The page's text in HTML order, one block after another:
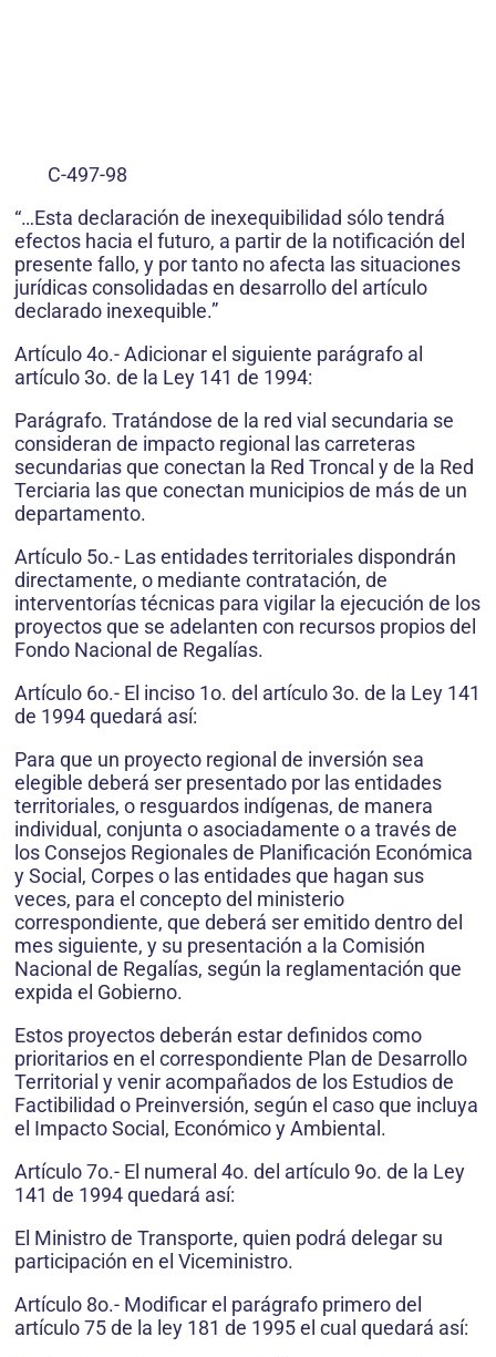
C-497-98
“…Esta declaración de inexequibilidad sólo tendrá
efectos hacia el futuro, a partir de la notificación del
presente fallo, y por tanto no afecta las situaciones
jurídicas consolidadas en desarrollo del artículo
declarado inexequible.”
Artículo 4o.- Adicionar el siguiente parágrafo al
artículo 3o. de la Ley 141 de 1994:
Parágrafo. Tratándose de la red vial secundaria se
consideran de impacto regional las carreteras
secundarias que conectan la Red Troncal y de la Red
Terciaria las que conectan municipios de más de un
departamento.
Artículo 5o.- Las entidades territoriales dispondrán
directamente, o mediante contratación, de
interventorías técnicas para vigilar la ejecución de los
proyectos que se adelanten con recursos propios del
Fondo Nacional de Regalías.
Artículo 6o.- El inciso 1o. del artículo 3o. de la Ley 141
de 1994 quedará así:
Para que un proyecto regional de inversión sea
elegible deberá ser presentado por las entidades
territoriales, o resguardos indígenas, de manera
individual, conjunta o asociadamente o a través de
los Consejos Regionales de Planificación Económica
y Social, Corpes o las entidades que hagan sus
veces, para el concepto del ministerio
correspondiente, que deberá ser emitido dentro del
mes siguiente, y su presentación a la Comisión
Nacional de Regalías, según la reglamentación que
expida el Gobierno.
Estos proyectos deberán estar definidos como
prioritarios en el correspondiente Plan de Desarrollo
Territorial y venir acompañados de los Estudios de
Factibilidad o Preinversión, según el caso que incluya
el Impacto Social, Económico y Ambiental.
Artículo 7o.- El numeral 4o. del artículo 9o. de la Ley
141 de 1994 quedará así:
El Ministro de Transporte, quien podrá delegar su
participación en el Viceministro.
Artículo 8o.- Modificar el parágrafo primero del
artículo 75 de la ley 181 de 1995 el cual quedará así: